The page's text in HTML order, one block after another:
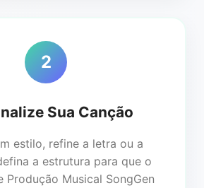
2
Sua Canção
estilo, refine a letra ou a
a estrutura para que o
Produção Musical SongGen